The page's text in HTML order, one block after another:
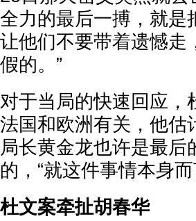
全力的最后一搏，就是
让他们不要带着遗憾走
假的。”
对于当局的快速回应，
法国和欧洲有关，他估
局长黄金龙也许是最
的，“就这件事情本身
杜文案牵扯胡春华